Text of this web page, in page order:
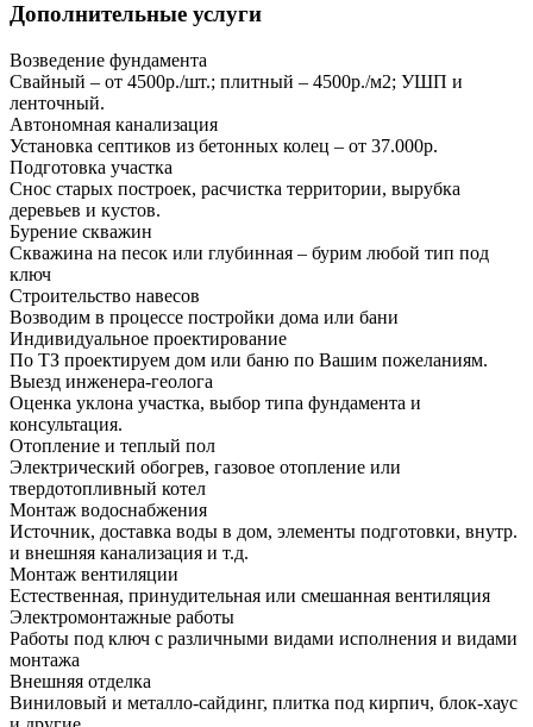
Дополнительные услуги
Возведение фундамента
Свайный – от 4500р./шт.; плитный – 4500р./м2; УШП и
ленточный.
Автономная канализация
Установка септиков из бетонных колец – от 37.000р.
Подготовка участка
Снос старых построек, расчистка территории, вырубка
деревьев и кустов.
Бурение скважин
Скважина на песок или глубинная – бурим любой тип под
ключ
Строительство навесов
Возводим в процессе постройки дома или бани
Индивидуальное проектирование
По ТЗ проектируем дом или баню по Вашим пожеланиям.
Выезд инженера-геолога
Оценка уклона участка, выбор типа фундамента и
консультация.
Отопление и теплый пол
Электрический обогрев, газовое отопление или
твердотопливный котел
Монтаж водоснабжения
Источник, доставка воды в дом, элементы подготовки, внутр.
и внешняя канализация и т.д.
Монтаж вентиляции
Естественная, принудительная или смешанная вентиляция
Электромонтажные работы
Работы под ключ с различными видами исполнения и видами
монтажа
Внешняя отделка
Виниловый и металло-сайдинг, плитка под кирпич, блок-хаус